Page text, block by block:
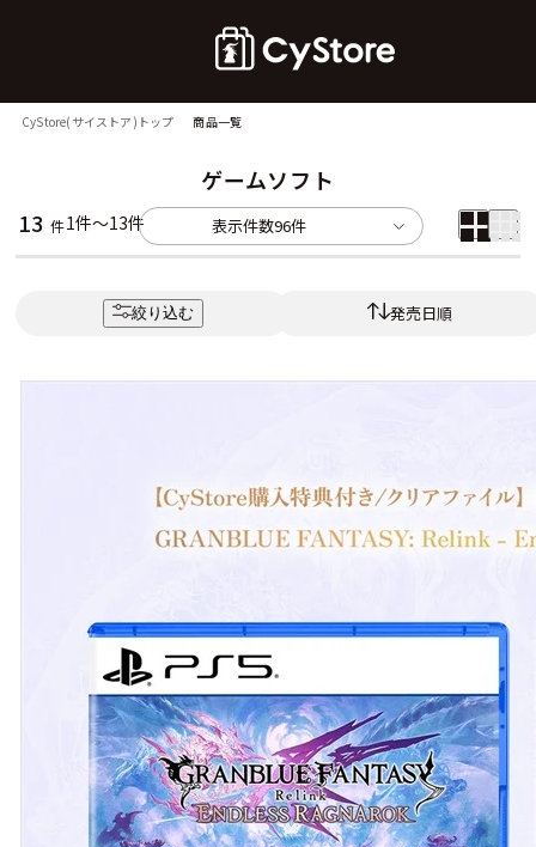
CyStore(サイストア)トップ 商品一覧
ゲームソフト
13 件1件～13件 表示件数96件
絞り込む 発売日順